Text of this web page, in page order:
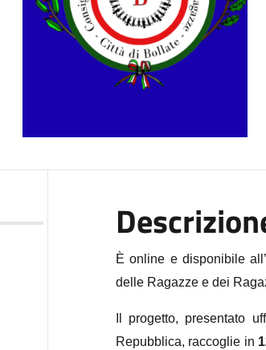
È online e disponibile
delle Ragazze e dei
Il progetto, presentato
Repubblica, raccoglie in